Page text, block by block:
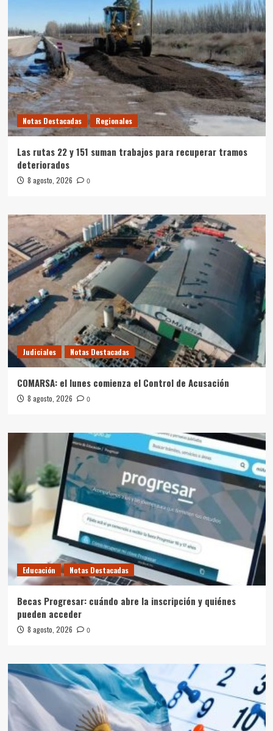
Notas Destacadas Regionales
Las rutas 22 y 151 suman trabajos para recuperar tramos
deteriorados
8 agosto, 2026 0
Judiciales Notas Destacadas
COMARSA: el lunes comienza el Control de Acusación
8 agosto, 2026 0
Educación Notas Destacadas
Becas Progresar: cuándo abre la inscripción y quiénes
pueden acceder
8 agosto, 2026 0